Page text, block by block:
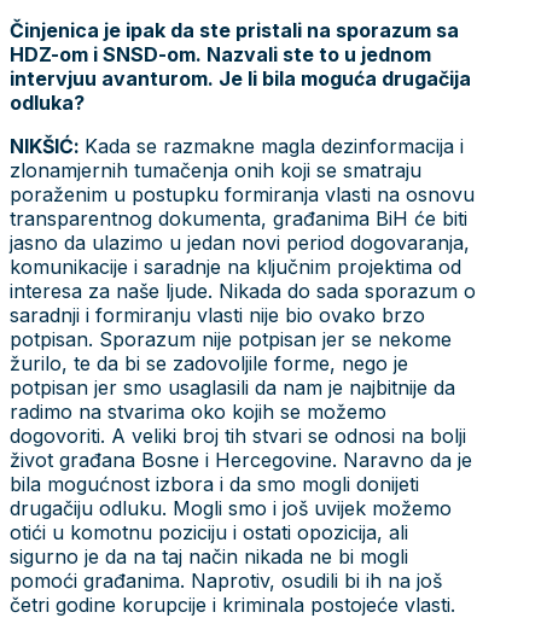
Činjenica je ipak da ste pristali na sporazum sa
HDZ-om i SNSD-om. Nazvali ste to u jednom
intervjuu avanturom. Je li bila moguća drugačija
odluka?
NIKŠIĆ: Kada se razmakne magla dezinformacija i
zlonamjernih tumačenja onih koji se smatraju
poraženim u postupku formiranja vlasti na osnovu
transparentnog dokumenta, građanima BiH će biti
jasno da ulazimo u jedan novi period dogovaranja,
komunikacije i saradnje na ključnim projektima od
interesa za naše ljude. Nikada do sada sporazum o
saradnji i formiranju vlasti nije bio ovako brzo
potpisan. Sporazum nije potpisan jer se nekome
žurilo, te da bi se zadovoljile forme, nego je
potpisan jer smo usaglasili da nam je najbitnije da
radimo na stvarima oko kojih se možemo
dogovoriti. A veliki broj tih stvari se odnosi na bolji
život građana Bosne i Hercegovine. Naravno da je
bila mogućnost izbora i da smo mogli donijeti
drugačiju odluku. Mogli smo i još uvijek možemo
otići u komotnu poziciju i ostati opozicija, ali
sigurno je da na taj način nikada ne bi mogli
pomoći građanima. Naprotiv, osudili bi ih na još
četri godine korupcije i kriminala postojeće vlasti.